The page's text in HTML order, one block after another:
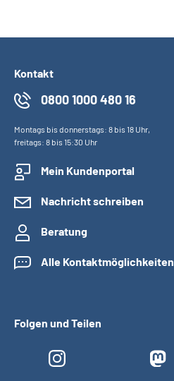
Kontakt
0800 1000 480 16
Montags bis donnerstags: 8 bis 18 Uhr,
freitags: 8 bis 15:30 Uhr
Mein Kundenportal
Nachricht schreiben
Beratung
Alle Kontaktmöglichkeiten
Folgen und Teilen